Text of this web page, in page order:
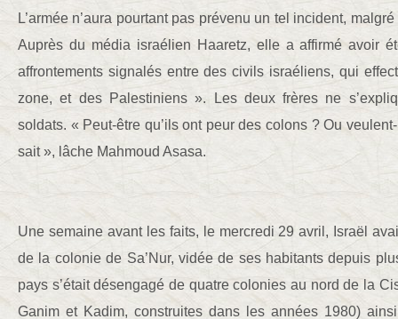
L’armée n’aura pourtant pas prévenu un tel incident,
Auprès du média israélien Haaretz, elle a affirmé avoir
affrontements signalés entre des civils israéliens, qui
zone, et des Palestiniens ». Les deux frères ne
soldats. « Peut-être qu’ils ont peur des colons ? Ou
sait », lâche Mahmoud Asasa.
Une semaine avant les faits, le mercredi 29 avril, Israël
de la colonie de Sa’Nur, vidée de ses habitants depuis
pays s’était désengagé de quatre colonies au nord de la
Ganim et Kadim, construites dans les années 1980)